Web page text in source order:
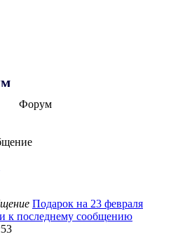
Форум
Подарок на 23 февраля
к последнему сообщению